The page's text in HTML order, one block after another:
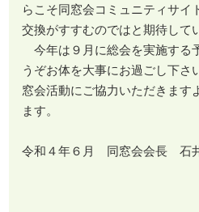
らこそ同窓会コミュニティサイ
交換がすすむのではと期待して
今年は９月に総会を実施する
うぞお体を大事にお過ごし下さ
窓会活動にご協力いただきます
ます。
令和４年６月 同窓会会長 石